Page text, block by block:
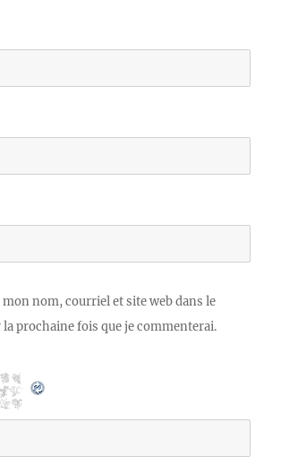
nom, courriel et site web dans le
prochaine fois que je commenterai.